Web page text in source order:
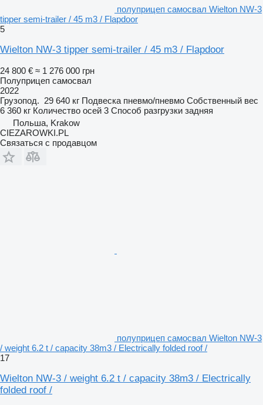
полуприцеп самосвал Wielton NW-3
tipper semi-trailer / 45 m3 / Flapdoor
5
Wielton NW-3 tipper semi-trailer / 45 m3 / Flapdoor
24 800 € ≈ 1 276 000 грн
Полуприцеп самосвал
2022
Грузопод. 29 640 кг Подвеска пневмо/пневмо Собственный вес
6 360 кг Количество осей 3 Способ разгрузки задняя
Польша, Krakow
CIEZAROWKI.PL
Связаться с продавцом
полуприцеп самосвал Wielton NW-3
/ weight 6.2 t / capacity 38m3 / Electrically folded roof /
17
Wielton NW-3 / weight 6.2 t / capacity 38m3 / Electrically
folded roof /